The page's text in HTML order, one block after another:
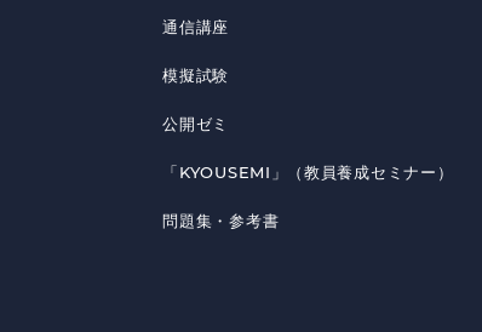
通信講座
模擬試験
公開ゼミ
「KYOUSEMI」（教員養成セミナー）
問題集・参考書